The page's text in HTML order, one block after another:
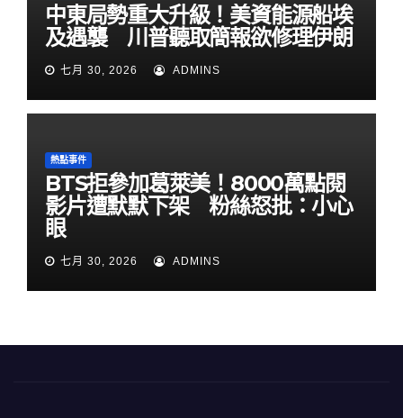
中東局勢重大升級！美資能源船埃
及遇襲 川普聽取簡報欲修理伊朗
七月 30, 2026 ADMINS
熱點事件
BTS拒參加葛萊美！8000萬點閱
影片遭默默下架 粉絲怒批：小心
眼
七月 30, 2026 ADMINS